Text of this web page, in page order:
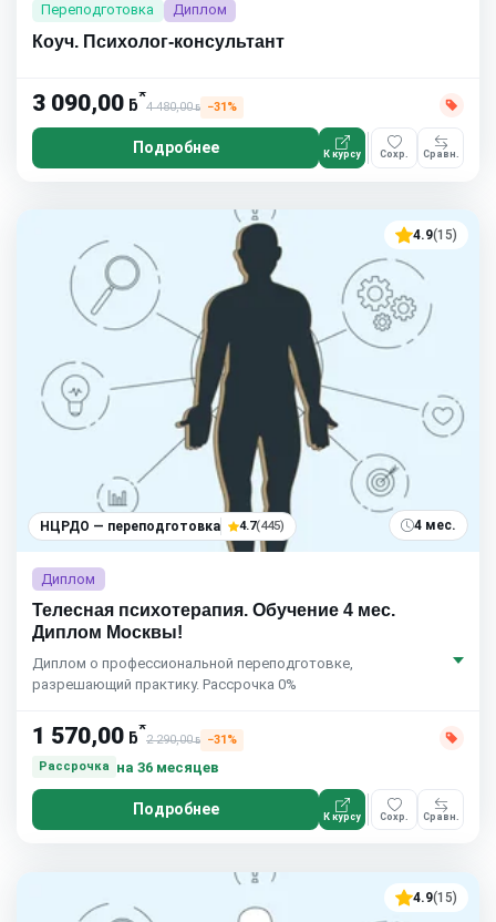
Переподготовка Диплом
Коуч. Психолог-консультант
3 090,00 ƃ*
4 480,00ƃ −31%
Подробнее К курсу Сохр. Сравн.
4.9(15)
НЦРДО — переподготовка 4.7(445) 4 мес.
Диплом
Телесная психотерапия. Обучение 4 мес.
Диплом Москвы!
Диплом о профессиональной переподготовке,
разрешающий практику. Рассрочка 0%
1 570,00 ƃ*
2 290,00ƃ
−31%
Рассрочка
на 36 месяцев
Подробнее К курсу Сохр. Сравн.
4.9(15)